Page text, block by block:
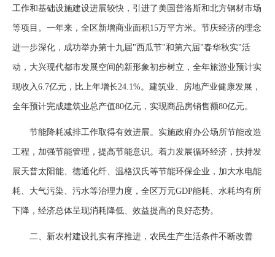
工作和基础设施建设进展较快，引进了美国普洛斯和北方钢材市场
等项目。一年来，全区新增商业面积15万平方米。节庆经济的理念
进一步深化，成功举办第十九届"西瓜节"和第六届"春华秋实"活
动，大兴现代都市发展空间的新形象初步树立，全年旅游业预计实
现收入6.7亿元，比上年增长24.1%。建筑业、房地产业健康发展，
全年预计完成建筑业总产值80亿元，实现商品房销售额80亿元。
节能降耗减排工作取得有效进展。实施政府办公场所节能改造
工程，加强节能管理，提高节能意识。着力发展循环经济，扶持发
展天普太阳能、德通化纤、温格汉氏等节能环保企业，加大水电能
耗、大气污染、污水等治理力度，全区万元GDP能耗、水耗均有所
下降，经济总体呈现消耗降低、效益提高的良好态势。
二、新农村建设扎实有序推进，农民生产生活条件不断改善